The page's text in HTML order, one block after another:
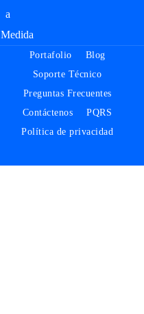
a
Medida
Portafolio
Blog
Soporte Técnico
Preguntas Frecuentes
Contáctenos
PQRS
Política de privacidad